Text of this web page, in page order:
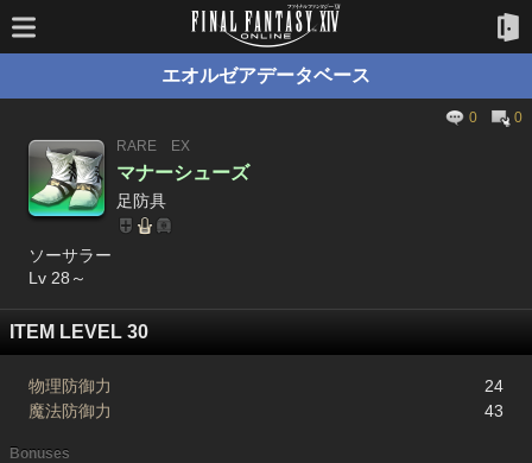
エオルゼアデータベース
0
0
RARE
EX
マナーシューズ
足防具
ソーサラー
Lv 28～
ITEM LEVEL 30
物理防御力
24
魔法防御力
43
Bonuses